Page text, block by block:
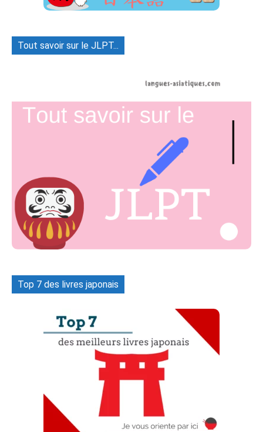
Tout savoir sur le JLPT...
Top 7 des livres japonais